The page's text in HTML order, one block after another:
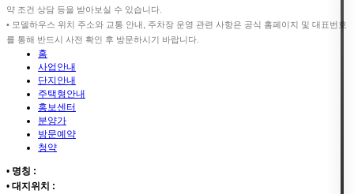
약 조건 상담 등을 받아보실 수 있습니다.
• 모델하우스 위치 주소와 교통 안내, 주차장 운영 관련 사항은 공식 홈페이지 및 대표번호
를 통해 반드시 사전 확인 후 방문하시기 바랍니다.
홈
사업안내
단지안내
주택형안내
홍보센터
분양가
방문예약
청약
• 명칭 :
• 대지위치 :